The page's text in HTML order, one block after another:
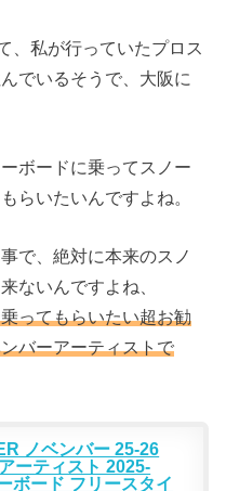
、私が行っていたプロス
でいるそうで、大阪に
ボードに乗ってスノー
らいたいんですよね。
で、絶対に本来のスノ
ないんですよね、
ってもらいたい超お勧
バーアーティストで
ノベンバー 25-26
ーティスト 2025-
ボード フリースタイ